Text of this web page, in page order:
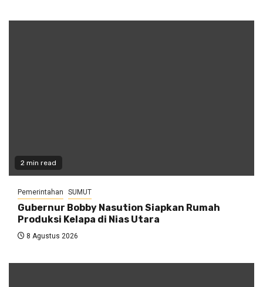
2 min read
Pemerintahan SUMUT
Gubernur Bobby Nasution Siapkan Rumah
Produksi Kelapa di Nias Utara
8 Agustus 2026